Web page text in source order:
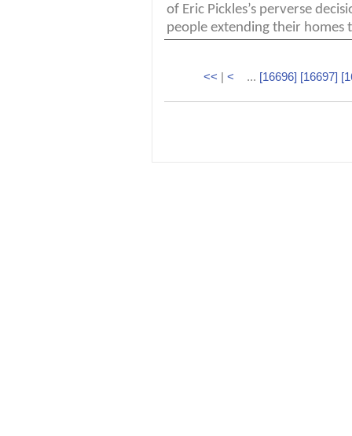
of Eric Pickles’s perverse
people extending their
<< | < ... [16696] [16697]